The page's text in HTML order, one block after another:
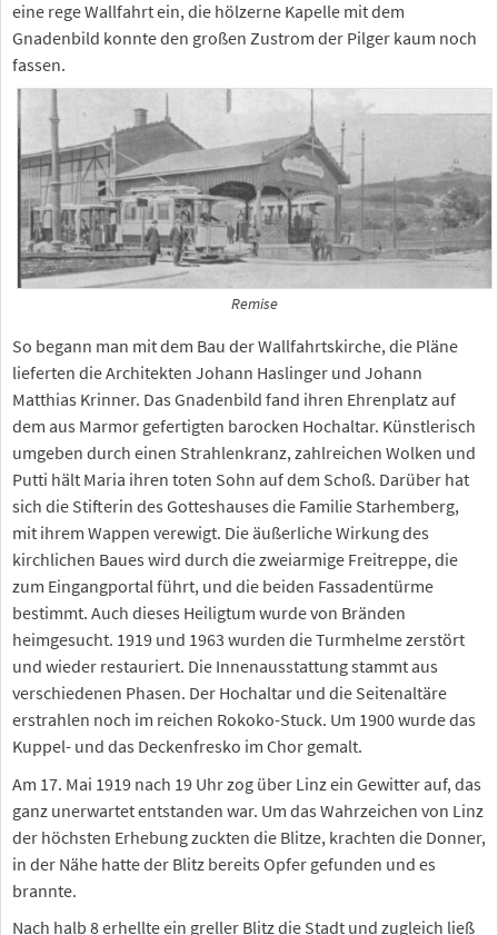
eine rege Wallfahrt ein, die hölzerne Kapelle mit dem
Gnadenbild konnte den großen Zustrom der Pilger kaum noch
fassen.
Remise
So begann man mit dem Bau der Wallfahrtskirche, die Pläne
lieferten die Architekten Johann Haslinger und Johann
Matthias Krinner. Das Gnadenbild fand ihren Ehrenplatz auf
dem aus Marmor gefertigten barocken Hochaltar. Künstlerisch
umgeben durch einen Strahlenkranz, zahlreichen Wolken und
Putti hält Maria ihren toten Sohn auf dem Schoß. Darüber hat
sich die Stifterin des Gotteshauses die Familie Starhemberg,
mit ihrem Wappen verewigt. Die äußerliche Wirkung des
kirchlichen Baues wird durch die zweiarmige Freitreppe, die
zum Eingangportal führt, und die beiden Fassadentürme
bestimmt. Auch dieses Heiligtum wurde von Bränden
heimgesucht. 1919 und 1963 wurden die Turmhelme zerstört
und wieder restauriert. Die Innenausstattung stammt aus
verschiedenen Phasen. Der Hochaltar und die Seitenaltäre
erstrahlen noch im reichen Rokoko-Stuck. Um 1900 wurde das
Kuppel- und das Deckenfresko im Chor gemalt.
Am 17. Mai 1919 nach 19 Uhr zog über Linz ein Gewitter auf, das
ganz unerwartet entstanden war. Um das Wahrzeichen von Linz
der höchsten Erhebung zuckten die Blitze, krachten die Donner,
in der Nähe hatte der Blitz bereits Opfer gefunden und es
brannte.
Nach halb 8 erhellte ein greller Blitz die Stadt und zugleich ließ